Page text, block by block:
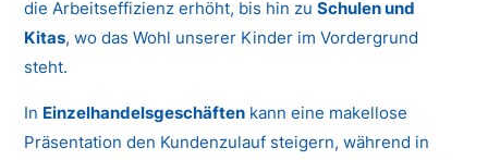
die Arbeitseffizienz erhöht, bis hin zuSchulen und
Kitas, wo das Wohl unserer Kinder im Vordergrund
steht.
In Einzelhandelsgeschäften kann eine makellose
Präsentation den Kundenzulauf steigern, während in